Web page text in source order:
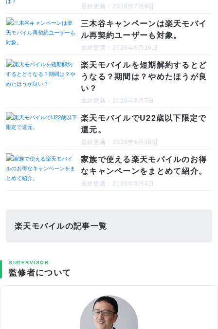
最終更新：2026年7月9日
三木谷キャンペーンは楽天モバイ
ル再契約ユーザーも対象。
最終更新：2026年6月16日
楽天モバイルを短期解約するとど
うなる？期間は？やめたほうが良
い？
最終更新：2026年8月7日
楽天モバイルでU22歳以下限定で
還元。
最終更新：2026年6月16日
家族で使える楽天モバイルのお得
なキャンペーンをまとめて紹介。
最終更新：2026年8月4日
楽天モバイルの記事一覧
SUPERVISOR
監修者について